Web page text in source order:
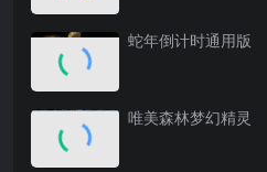
蛇年倒计时通用版
唯美森林梦幻精灵